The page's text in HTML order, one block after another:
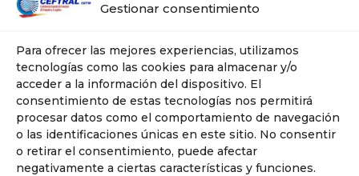
Gestionar consentimiento
Para ofrecer las mejores experiencias, utilizamos
tecnologías como las cookies para almacenar y/o
acceder a la información del dispositivo. El
consentimiento de estas tecnologías nos permitirá
procesar datos como el comportamiento de navegación
o las identificaciones únicas en este sitio. No consentir
o retirar el consentimiento, puede afectar
negativamente a ciertas características y funciones.
© Ceftral- Cetm | Tel: 606 635 267 | Plaza
Ciudad de Salta, 10 -- 28043 . MADRID